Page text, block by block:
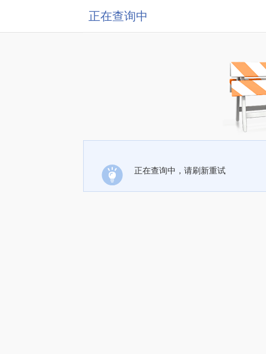
正在查询中
正在查询中，请刷新重试